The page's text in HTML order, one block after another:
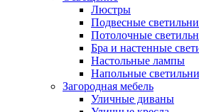
Люстры
Подвесные
Потолочные
Бра и настенные
Настольные лампы
Напольные
Загородная мебель
Уличные диваны